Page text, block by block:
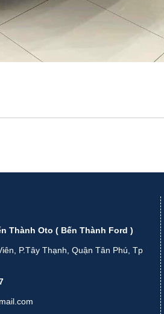
Thành Oto ( Bến Thành Ford )
P.Tây Thạnh, Quận Tân Phú, Tp